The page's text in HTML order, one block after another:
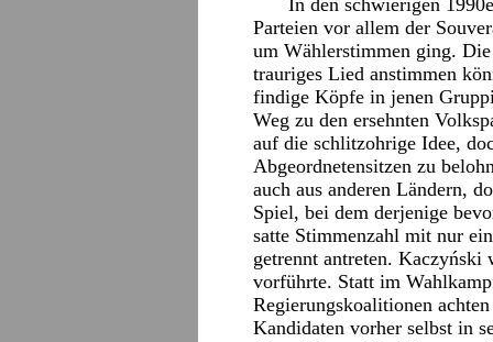
In den schwierigen
Parteien vor allem der
um Wählerstimmen ging.
trauriges Lied anstimmen
findige Köpfe in jenen
Weg zu den ersehnten
auf die schlitzohrige Idee,
Abgeordnetensitzen zu
auch aus anderen Ländern,
Spiel, bei dem derjenige
satte Stimmenzahl mit nur
getrennt antreten. Kaczyński
vorführte. Statt im
Regierungskoalitionen
Kandidaten vorher selbst in